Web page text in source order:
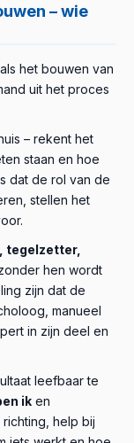
– wie
het bouwen van
uit het proces
– rekent het
staan en hoe
dat de rol van de
stellen het
tegelzetter,
hen wordt
zijn dat de
manueel
in zijn deel en
leefbaar te
ik en
help bij